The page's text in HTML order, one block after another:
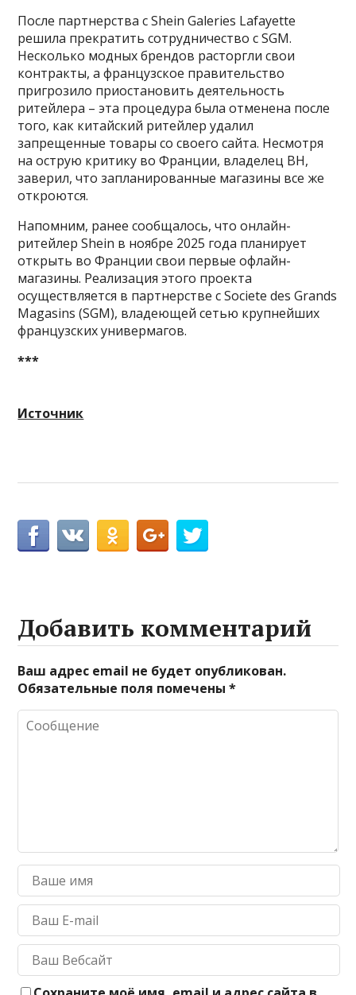
После партнерства с Shein Galeries Lafayette
решила прекратить сотрудничество с SGM.
Несколько модных брендов расторгли свои
контракты, а французское правительство
пригрозило приостановить деятельность
ритейлера – эта процедура была отменена после
того, как китайский ритейлер удалил
запрещенные товары со своего сайта. Несмотря
на острую критику во Франции, владелец BH,
заверил, что запланированные магазины все же
откроются.
Напомним, ранее сообщалось, что онлайн-
ритейлер Shein в ноябре 2025 года планирует
открыть во Франции свои первые офлайн-
магазины. Реализация этого проекта
осуществляется в партнерстве с Societe des Grands
Magasins (SGM), владеющей сетью крупнейших
французских универмагов.
***
Источник
Добавить комментарий
Ваш адрес email не будет опубликован.
Обязательные поля помечены*